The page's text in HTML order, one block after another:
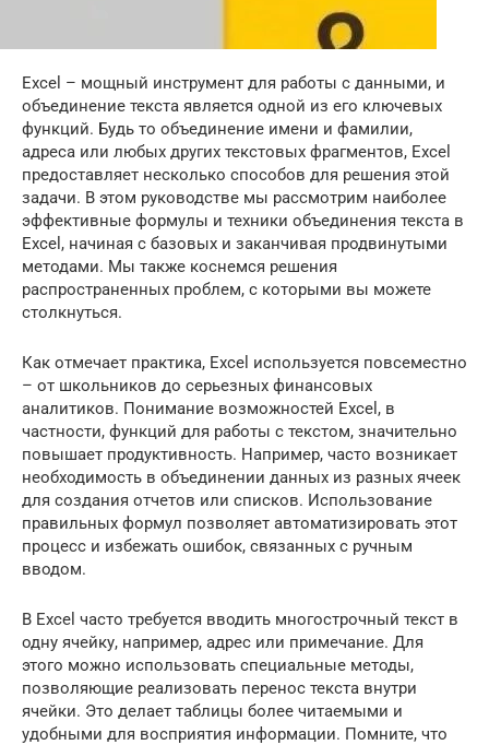
Excel – мощный инструмент для работы с данными, и
объединение текста является одной из его ключевых
функций. Будь то объединение имени и фамилии,
адреса или любых других текстовых фрагментов, Excel
предоставляет несколько способов для решения этой
задачи. В этом руководстве мы рассмотрим наиболее
эффективные формулы и техники объединения текста в
Excel, начиная с базовых и заканчивая продвинутыми
методами. Мы также коснемся решения
распространенных проблем, с которыми вы можете
столкнуться.
Как отмечает практика, Excel используется повсеместно
– от школьников до серьезных финансовых
аналитиков. Понимание возможностей Excel, в
частности, функций для работы с текстом, значительно
повышает продуктивность. Например, часто возникает
необходимость в объединении данных из разных ячеек
для создания отчетов или списков. Использование
правильных формул позволяет автоматизировать этот
процесс и избежать ошибок, связанных с ручным
вводом.
В Excel часто требуется вводить многострочный текст в
одну ячейку, например, адрес или примечание. Для
этого можно использовать специальные методы,
позволяющие реализовать перенос текста внутри
ячейки. Это делает таблицы более читаемыми и
удобными для восприятия информации. Помните, что